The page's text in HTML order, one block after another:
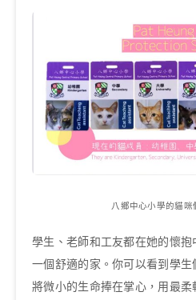
八鄉中心小學的貓咪
學生、老師和工友都在她的懷
一個舒適的家。你可以看到學生
將微小的生命捧在掌心，用最柔